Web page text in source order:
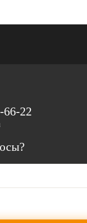
66-22